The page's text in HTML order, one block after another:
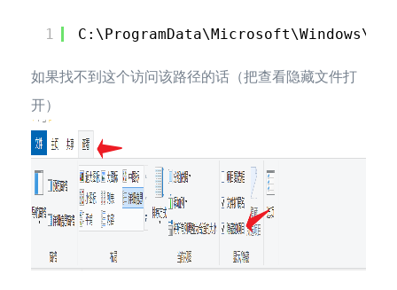
1
如果找不到这个访问该路径的话（把查看隐藏文件打
开）